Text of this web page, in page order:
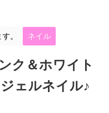
。 ネイル
ク＆ホワイト
ェルネイル♪